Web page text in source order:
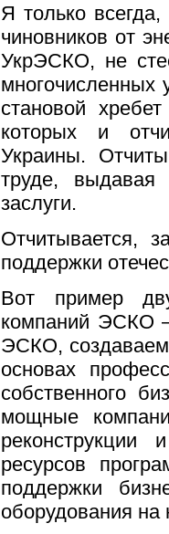
Я только
чиновников от
УкрЭСКО, не
многочисленных
становой
которых и
Украины.
труде, выдавая
заслуги.
Отчитывается,
поддержки
Вот пример
компаний ЭСКО
ЭСКО,
основах
собственного
мощные
ресурсов
поддержки
оборудования